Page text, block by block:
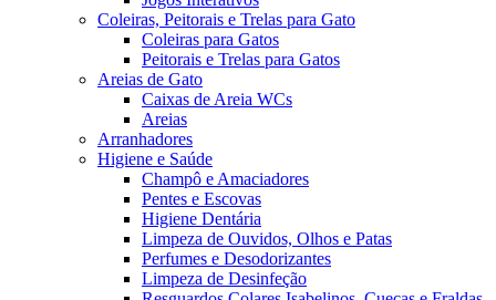
Coleiras, Peitorais e Trelas para Gato
Coleiras para Gatos
Peitorais e Trelas para Gatos
Areias de Gato
Caixas de Areia WCs
Areias
Arranhadores
Higiene e Saúde
Champô e Amaciadores
Pentes e Escovas
Higiene Dentária
Limpeza de Ouvidos, Olhos e Patas
Perfumes e Desodorizantes
Limpeza de Desinfeção